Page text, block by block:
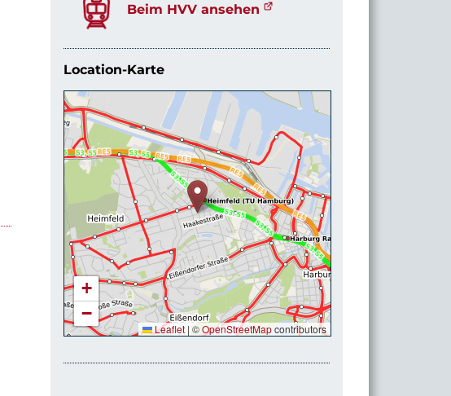
Beim HVV ansehen
Location-Karte
+
−
Leaflet | ©OpenStreetMapcontributors